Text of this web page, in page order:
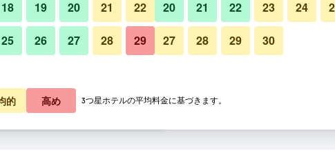
プランを見る
プランを見る
テルのオファー
チャオラオ トサン ビーチ ホテルの写真
18 19 20 21 22
25 26 27 28 29
20 21 22 23 24
27 28 29 30
的 高め 3つ星ホテルの平均料金に基づきます。